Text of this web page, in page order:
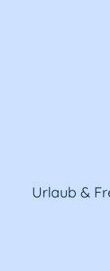
Urlaub &